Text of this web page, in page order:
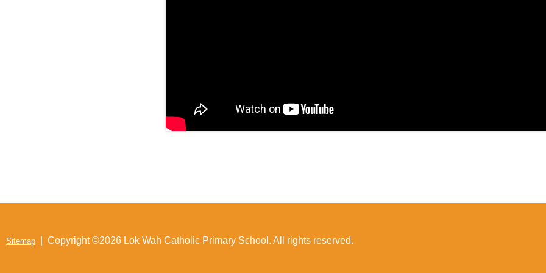
Sitemap | Copyright ©2026 Lok Wah Catholic Primary School. All rights reserved.